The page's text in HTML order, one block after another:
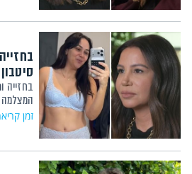
בחזייה
המצלמה
זמן קריאה: